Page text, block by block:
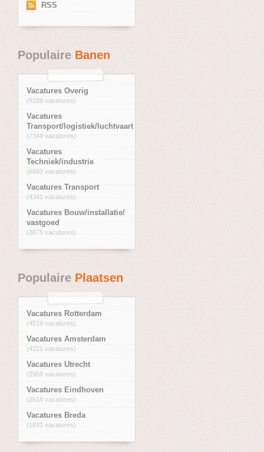
RSS
PopulaireBanen
Vacatures Overig
(9288 vacatures)
Vacatures
Transport/logistiek/luchtvaart
(7348 vacatures)
Vacatures
Techniek/industrie
(6563 vacatures)
Vacatures Transport
(4341 vacatures)
Vacatures Bouw/installatie/
vastgoed
(3875 vacatures)
PopulairePlaatsen
Vacatures Rotterdam
(4519 vacatures)
Vacatures Amsterdam
(4221 vacatures)
Vacatures Utrecht
(2958 vacatures)
Vacatures Eindhoven
(2518 vacatures)
Vacatures Breda
(1831 vacatures)